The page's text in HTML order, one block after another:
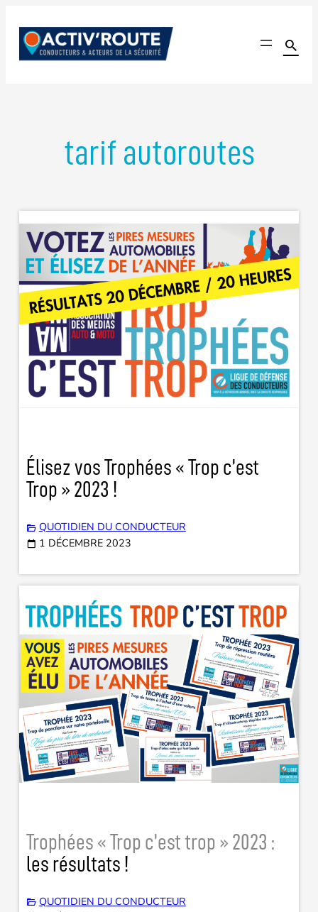
contenu

Le seul site communautaire dédié à l'amélioration
tarif autoroutes
Élisez vos Trophées « Trop c’est
Trop » 2023 !
QUOTIDIEN DU CONDUCTEUR
1 DÉCEMBRE 2023
Trophées « Trop c’est trop » 2023 :
les résultats !
QUOTIDIEN DU CONDUCTEUR